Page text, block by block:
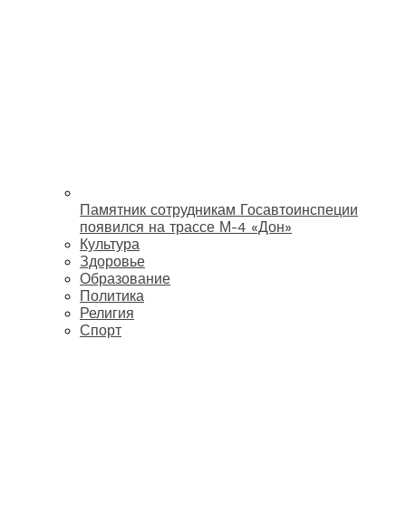
Памятник сотрудникам Госавтоинспеции
появился на трассе М-4 «Дон»
Культура
Здоровье
Образование
Политика
Религия
Спорт